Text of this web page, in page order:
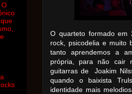
O quarteto formado em
rock, psicodelia e muito
tanto aprendemos a
própria, para não cair
guitarras de Joakim
quando o baixista
identidade mais
O